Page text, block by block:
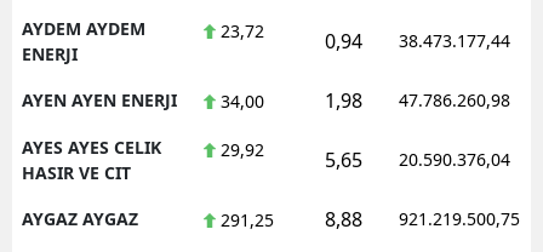
AYDEM AYDEM
ENERJI
23,72 0,94 38.473.177,44
AYEN AYEN ENERJI 34,00 1,98 47.786.260,98
AYES AYES CELIK
HASIR VE CIT
29,92 5,65 20.590.376,04
AYGAZ AYGAZ 291,25 8,88 921.219.500,75